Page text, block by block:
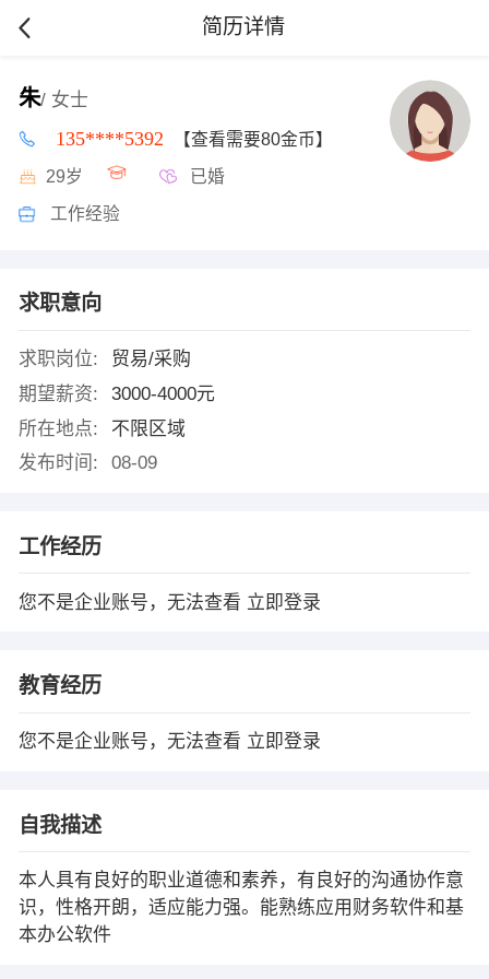
简历详情
朱/ 女士
135****5392 【查看需要80金币】
29岁 已婚
工作经验
求职意向
求职岗位:
贸易/采购
期望薪资:
3000-4000元
所在地点:
不限区域
发布时间:
08-09
工作经历
您不是企业账号，无法查看 立即登录
教育经历
您不是企业账号，无法查看 立即登录
自我描述
本人具有良好的职业道德和素养，有良好的沟通协作意
识，性格开朗，适应能力强。能熟练应用财务软件和基
本办公软件